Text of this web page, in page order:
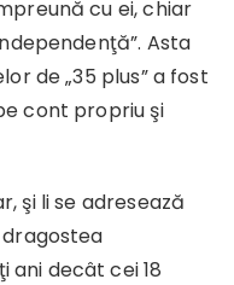
cu ei, chiar
Asta
de „35 plus” a fost
cont propriu şi
şi li se adresează
decât cei 18